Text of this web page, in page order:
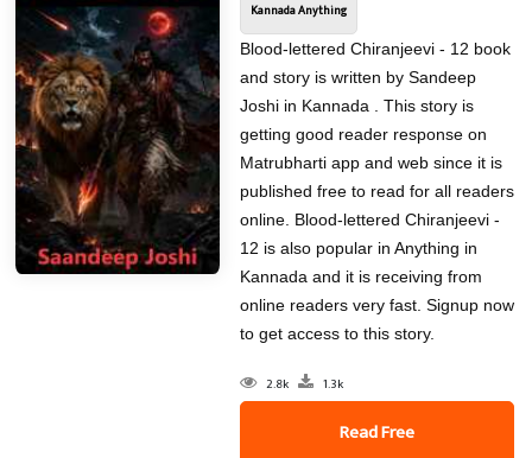
Kannada Anything
Blood-lettered Chiranjeevi - 12 book
and story is written by Sandeep
Joshi in Kannada . This story is
getting good reader response on
Matrubharti app and web since it is
published free to read for all readers
online. Blood-lettered Chiranjeevi -
12 is also popular in Anything in
Kannada and it is receiving from
online readers very fast. Signup now
to get access to this story.
2.8k 1.3k
Read Free